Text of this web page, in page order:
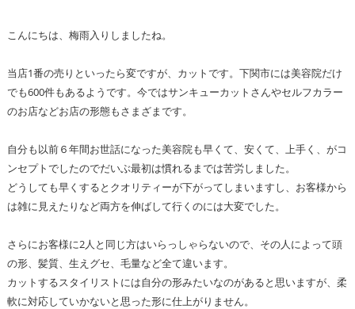
こんにちは、梅雨入りしましたね。
当店1番の売りといったら変ですが、カットです。下関市には美容院だけ
でも600件もあるようです。今ではサンキューカットさんやセルフカラー
のお店などお店の形態もさまざまです。
自分も以前６年間お世話になった美容院も早くて、安くて、上手く、がコ
ンセプトでしたのでだいぶ最初は慣れるまでは苦労しました。
どうしても早くするとクオリティーが下がってしまいますし、お客様から
は雑に見えたりなど両方を伸ばして行くのには大変でした。
さらにお客様に2人と同じ方はいらっしゃらないので、その人によって頭
の形、髪質、生えグセ、毛量など全て違います。
カットするスタイリストには自分の形みたいなのがあると思いますが、柔
軟に対応していかないと思った形に仕上がりません。